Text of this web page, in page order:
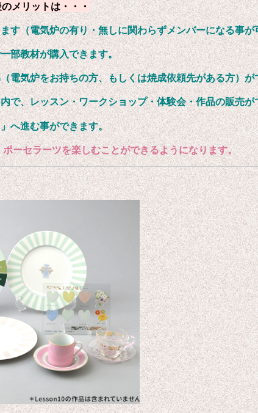
メリットは・・・
す（電気炉の有り・無しに関わらずメンバーになる事が
部教材が購入できます。
電気炉をお持ちの方、もしくは焼成依頼先がある方）が
で、レッスン・ワークショップ・体験会・作品の販売が
へ進む事ができます。
ーセラーツを楽しむことができるようになります。